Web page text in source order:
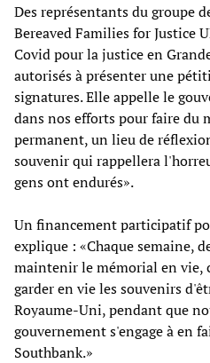
Des représentants du groupe
Bereaved Families for Justice
Covid pour la justice en
autorisés à présenter une
signatures. Elle appelle le
dans nos efforts pour faire du
permanent, un lieu de
souvenir qui rappellera
gens ont endurés».
Un financement participatif
explique : «Chaque semaine,
maintenir le mémorial en vie,
garder en vie les souvenirs
Royaume-Uni, pendant que
gouvernement s'engage à en
Southbank.»